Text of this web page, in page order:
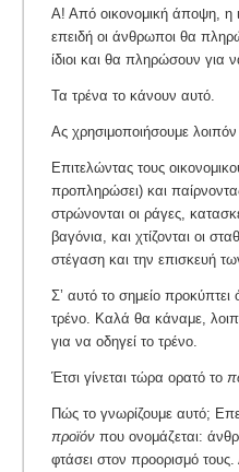
Α! Από οικονομική άποψη, η
επειδή οι άνθρωποι θα
ίδιοι και θα πληρώσουν για
Τα τρένα το κάνουν αυτό.
Ας χρησιμοποιήσουμε
Επιτελώντας τους
προπληρώσει) και
στρώνονται οι ράγες,
βαγόνια, και χτίζονται οι
στέγαση και την επισκευή
Σ’ αυτό το σημείο προκύπτει
τρένο. Καλά θα κάναμε,
για να οδηγεί το τρένο.
Έτσι γίνεται τώρα ορατό το
Πώς το γνωρίζουμε αυτό;
προϊόν που ονομάζεται:
φτάσει στον προορισμό